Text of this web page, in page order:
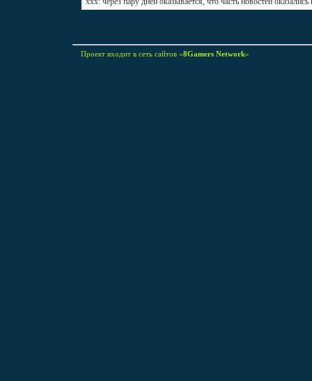
Проект входит в сеть сайтов «8Gamers Network»